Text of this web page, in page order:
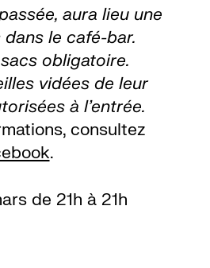
aura lieu une
le café-bar.
obligatoire.
vidées de leur
à l’entrée.
consultez
.
de 21h à 21h